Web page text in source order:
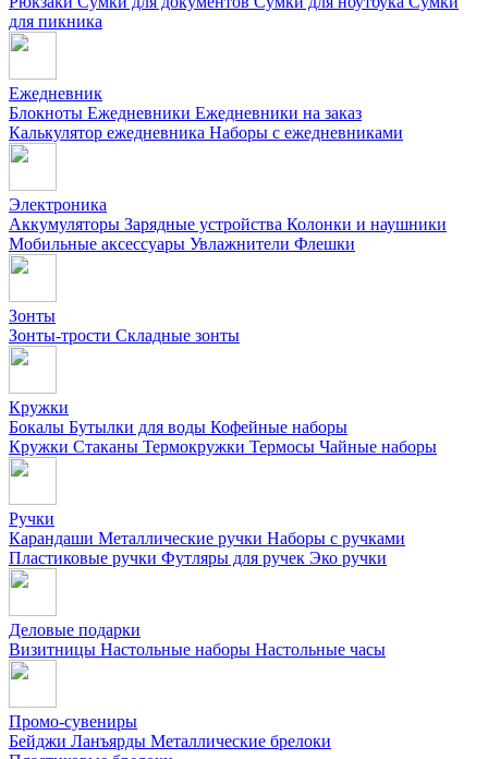
для пикника
Ежедневник
Блокноты Ежедневники Ежедневники на заказ
Калькулятор ежедневника Наборы с ежедневниками
Электроника
Аккумуляторы Зарядные устройства Колонки и наушники
Мобильные аксессуары Увлажнители Флешки
Зонты
Зонты-трости Складные зонты
Кружки
Бокалы Бутылки для воды Кофейные наборы
Кружки Стаканы Термокружки Термосы Чайные наборы
Ручки
Карандаши Металлические ручки Наборы с ручками
Пластиковые ручки Футляры для ручек Эко ручки
Деловые подарки
Визитницы Настольные наборы Настольные часы
Промо-сувениры
Бейджи Ланъярды Металлические брелоки